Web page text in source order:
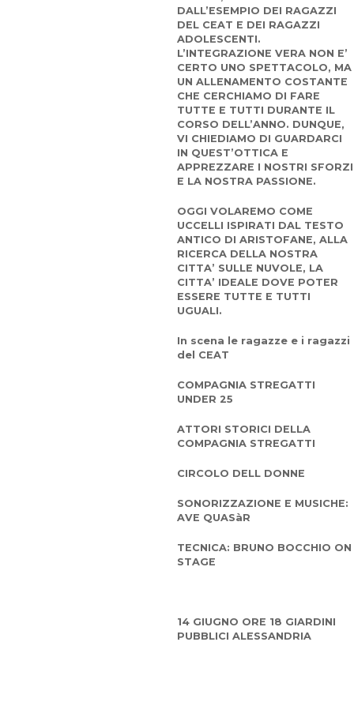
DALL’ESEMPIO DEI RAGAZZI
DEL CEAT E DEI RAGAZZI
ADOLESCENTI.
L’INTEGRAZIONE VERA NON E’
CERTO UNO SPETTACOLO, MA
UN ALLENAMENTO COSTANTE
CHE CERCHIAMO DI FARE
TUTTE E TUTTI DURANTE IL
CORSO DELL’ANNO. DUNQUE,
VI CHIEDIAMO DI GUARDARCI
IN QUEST’OTTICA E
APPREZZARE I NOSTRI SFORZI
E LA NOSTRA PASSIONE.
OGGI VOLAREMO COME
UCCELLI ISPIRATI DAL TESTO
ANTICO DI ARISTOFANE, ALLA
RICERCA DELLA NOSTRA
CITTA’ SULLE NUVOLE, LA
CITTA’ IDEALE DOVE POTER
ESSERE TUTTE E TUTTI
UGUALI.
In scena le ragazze e i ragazzi
del CEAT
COMPAGNIA STREGATTI
UNDER 25
ATTORI STORICI DELLA
COMPAGNIA STREGATTI
CIRCOLO DELL DONNE
SONORIZZAZIONE E MUSICHE:
AVE QUASàR
TECNICA: BRUNO BOCCHIO ON
STAGE
14 GIUGNO ORE 18 GIARDINI
PUBBLICI ALESSANDRIA